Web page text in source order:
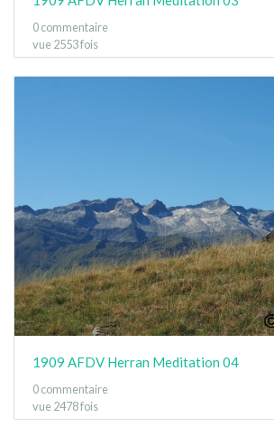
0 commentaire
vue 2553 fois
1909 AFDV Herran Meditation 04
0 commentaire
vue 2478 fois